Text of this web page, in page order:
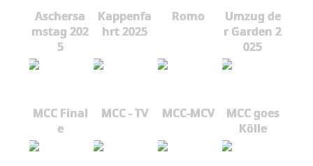
Aschersa
mstag 202
5
Kappenfa
hrt 2025
Romo
Umzug de
r Garden 2
025
MCC Final
e
MCC - TV MCC-MCV
MCC goes
Kölle